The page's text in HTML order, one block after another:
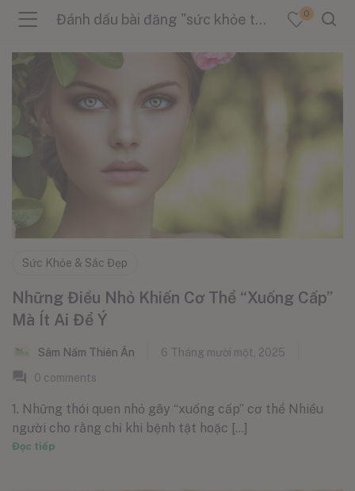
(Tin Tức )
Đánh dấu bài đăng "sức khỏe toàn thân" 0
Sức Khỏe & Sắc Đẹp
Những Điều Nhỏ Khiến Cơ Thể “Xuống Cấp”
Mà Ít Ai Để Ý
Sâm Nấm Thiên Ân
6 Tháng mười một, 2025
0 comments
1. Những thói quen nhỏ gây “xuống cấp” cơ thể Nhiều
người cho rằng chỉ khi bệnh tật hoặc [...]
Đọc tiếp